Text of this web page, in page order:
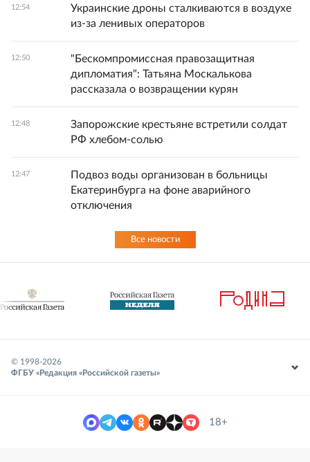
12:54
Украинские дроны сталкиваются в воздухе
из-за ленивых операторов
12:50
"Бескомпромиссная правозащитная
дипломатия": Татьяна Москалькова
рассказала о возвращении курян
12:48
Запорожские крестьяне встретили солдат
РФ хлебом-солью
12:47
Подвоз воды организован в больницы
Екатеринбурга на фоне аварийного
отключения
Все новости
© 1998-2026
ФГБУ «Редакция «Российской газеты»
18+